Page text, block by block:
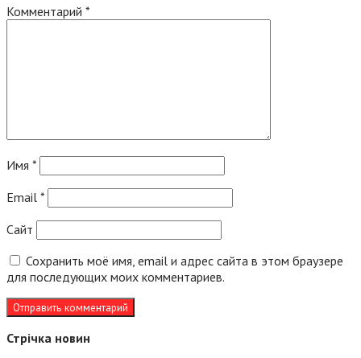
Комментарий *
Имя *
Email *
Сайт
Сохранить моё имя, email и адрес сайта в этом браузере
для последующих моих комментариев.
Стрічка новин